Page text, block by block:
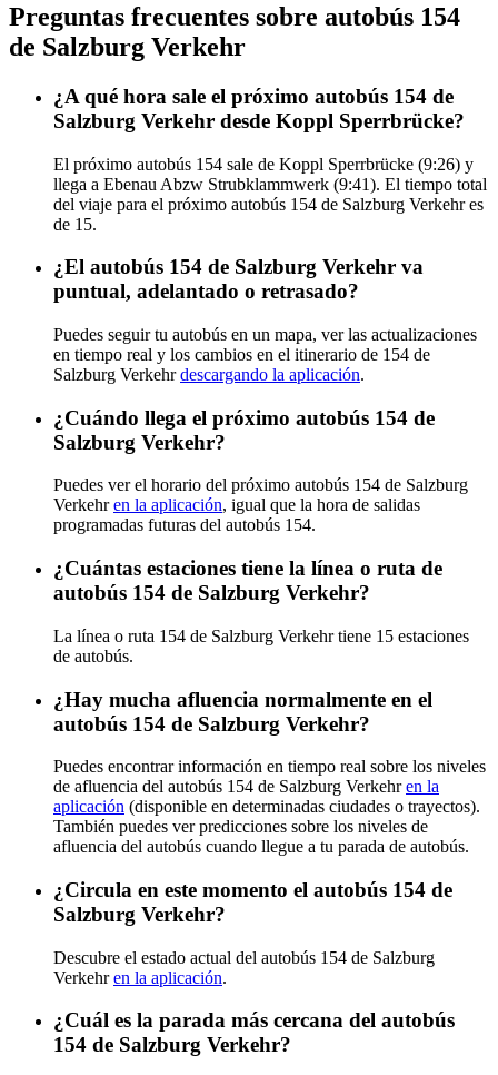
Preguntas frecuentes sobre autobús 154
de Salzburg Verkehr
¿A qué hora sale el próximo autobús 154 de
Salzburg Verkehr desde Koppl Sperrbrücke?
El próximo autobús 154 sale de Koppl Sperrbrücke (9:26) y
llega a Ebenau Abzw Strubklammwerk (9:41). El tiempo total
del viaje para el próximo autobús 154 de Salzburg Verkehr es
de 15.
¿El autobús 154 de Salzburg Verkehr va
puntual, adelantado o retrasado?
Puedes seguir tu autobús en un mapa, ver las actualizaciones
en tiempo real y los cambios en el itinerario de 154 de
Salzburg Verkehrdescargando la aplicación.
¿Cuándo llega el próximo autobús 154 de
Salzburg Verkehr?
Puedes ver el horario del próximo autobús 154 de Salzburg
Verkehren la aplicación, igual que la hora de salidas
programadas futuras del autobús 154.
¿Cuántas estaciones tiene la línea o ruta de
autobús 154 de Salzburg Verkehr?
La línea o ruta 154 de Salzburg Verkehr tiene 15 estaciones
de autobús.
¿Hay mucha afluencia normalmente en el
autobús 154 de Salzburg Verkehr?
Puedes encontrar información en tiempo real sobre los niveles
de afluencia del autobús 154 de Salzburg Verkehren la
aplicación (disponible en determinadas ciudades o trayectos).
También puedes ver predicciones sobre los niveles de
afluencia del autobús cuando llegue a tu parada de autobús.
¿Circula en este momento el autobús 154 de
Salzburg Verkehr?
Descubre el estado actual del autobús 154 de Salzburg
Verkehren la aplicación.
¿Cuál es la parada más cercana del autobús
154 de Salzburg Verkehr?